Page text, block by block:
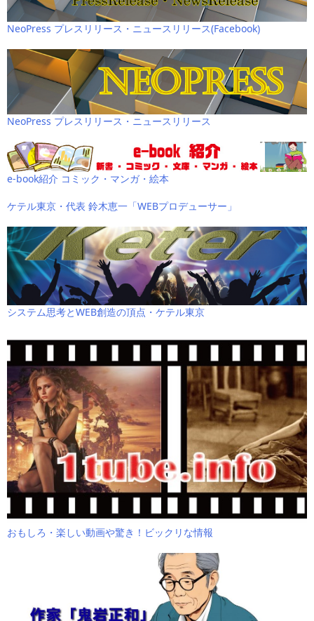
NeoPress プレスリリース・ニュースリリース(Facebook)
NeoPress プレスリリース・ニュースリリース
e-book紹介 コミック・マンガ・絵本
ケテル東京・代表 鈴木恵一「WEBプロデューサー」
システム思考とWEB創造の頂点・ケテル東京
おもしろ・楽しい動画や驚き！ビックリな情報